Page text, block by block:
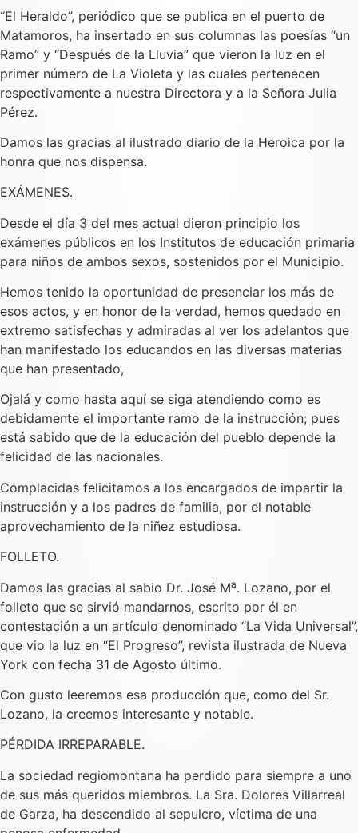
“El Heraldo”, periódico que se publica en el puerto de
Matamoros, ha insertado en sus columnas las poesías “un
Ramo” y “Después de la Lluvia” que vieron la luz en el
primer número de La Violeta y las cuales pertenecen
respectivamente a nuestra Directora y a la Señora Julia
Pérez.
Damos las gracias al ilustrado diario de la Heroica por la
honra que nos dispensa.
EXÁMENES.
Desde el día 3 del mes actual dieron principio los
exámenes públicos en los Institutos de educación primaria
para niños de ambos sexos, sostenidos por el Municipio.
Hemos tenido la oportunidad de presenciar los más de
esos actos, y en honor de la verdad, hemos quedado en
extremo satisfechas y admiradas al ver los adelantos que
han manifestado los educandos en las diversas materias
que han presentado,
Ojalá y como hasta aquí se siga atendiendo como es
debidamente el importante ramo de la instrucción; pues
está sabido que de la educación del pueblo depende la
felicidad de las nacionales.
Complacidas felicitamos a los encargados de impartir la
instrucción y a los padres de familia, por el notable
aprovechamiento de la niñez estudiosa.
FOLLETO.
Damos las gracias al sabio Dr. José Ma. Lozano, por el
folleto que se sirvió mandarnos, escrito por él en
contestación a un artículo denominado “La Vida Universal”,
que vio la luz en “El Progreso”, revista ilustrada de Nueva
York con fecha 31 de Agosto último.
Con gusto leeremos esa producción que, como del Sr.
Lozano, la creemos interesante y notable.
PÉRDIDA IRREPARABLE.
La sociedad regiomontana ha perdido para siempre a uno
de sus más queridos miembros. La Sra. Dolores Villarreal
de Garza, ha descendido al sepulcro, víctima de una